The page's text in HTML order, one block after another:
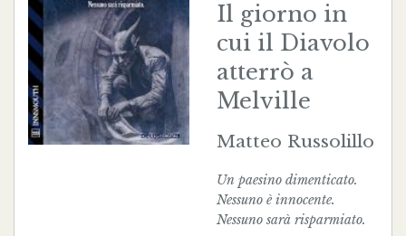
Il giorno in
cui il Diavolo
atterrò a
Melville
Matteo Russolillo
Un paesino dimenticato.
Nessuno è innocente.
Nessuno sarà risparmiato.